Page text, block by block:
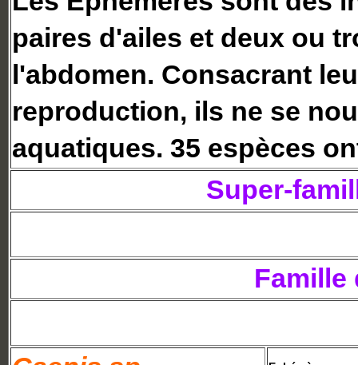
paires d'ailes et deux ou
l'abdomen. Consacrant
reproduction, ils ne se
aquatiques. 35 espèces
Super-
Famille